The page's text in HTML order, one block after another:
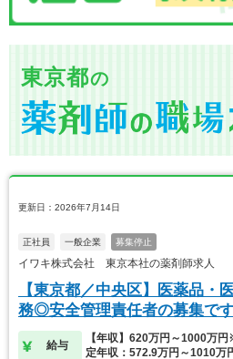
東京都の
更新日：2026年7月14日
正社員 一般企業 募集停止
イワキ株式会社 東京本社の薬剤師求人
【東京都／中央区】医薬品・
務◎安全管理責任者の募集で
給与
【年収】620万円～1000万
定年収：572.9万円～1010万